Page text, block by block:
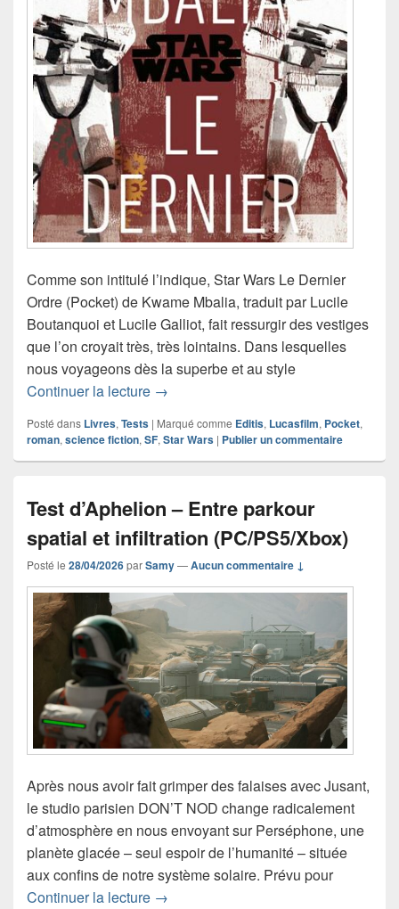
Comme son intitulé l’indique, Star Wars Le Dernier
Ordre (Pocket) de Kwame Mbalia, traduit par Lucile
Boutanquoi et Lucile Galliot, fait ressurgir des vestiges
que l’on croyait très, très lointains. Dans lesquelles
nous voyageons dès la superbe et au style
Continuer la lecture Chronique roman Star Wars Le
→
Posté dans Livres, Tests | Marqué comme Editis, Lucasfilm, Pocket,
roman, science fiction, SF, Star Wars | Publier un commentaire
Test d’Aphelion – Entre parkour
spatial et infiltration (PC/PS5/Xbox)
Posté le 28/04/2026parSamy—Aucun commentaire ↓
Après nous avoir fait grimper des falaises avec Jusant,
le studio parisien DON’T NOD change radicalement
d’atmosphère en nous envoyant sur Perséphone, une
planète glacée – seul espoir de l’humanité – située
aux confins de notre système solaire. Prévu pour
Continuer la lecture Test d’Aphelion – Entre parkour
→